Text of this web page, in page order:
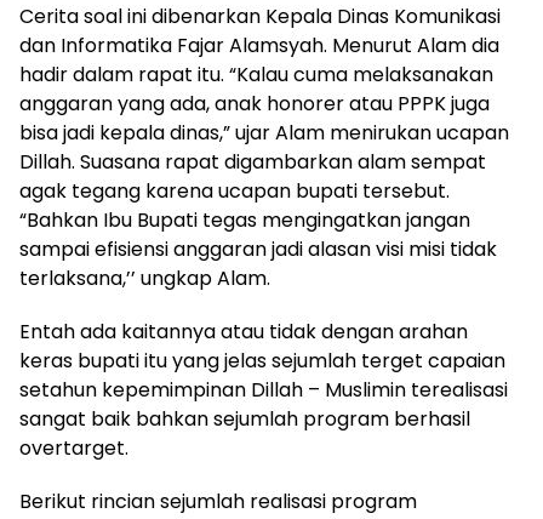
Cerita soal ini dibenarkan Kepala Dinas Komunikasi
dan Informatika Fajar Alamsyah. Menurut Alam dia
hadir dalam rapat itu. “Kalau cuma melaksanakan
anggaran yang ada, anak honorer atau PPPK juga
bisa jadi kepala dinas,” ujar Alam menirukan ucapan
Dillah. Suasana rapat digambarkan alam sempat
agak tegang karena ucapan bupati tersebut.
“Bahkan Ibu Bupati tegas mengingatkan jangan
sampai efisiensi anggaran jadi alasan visi misi tidak
terlaksana,’’ ungkap Alam.
Entah ada kaitannya atau tidak dengan arahan
keras bupati itu yang jelas sejumlah terget capaian
setahun kepemimpinan Dillah – Muslimin terealisasi
sangat baik bahkan sejumlah program berhasil
overtarget.
Berikut rincian sejumlah realisasi program